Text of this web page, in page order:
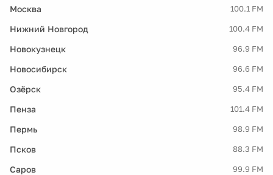
Москва 100.1 FM
Нижний Новгород 100.4 FM
Новокузнецк 96.9 FM
Новосибирск 96.6 FM
Озёрск 95.4 FM
Пенза 101.4 FM
Пермь 98.9 FM
Псков 88.3 FM
Саров 99.9 FM